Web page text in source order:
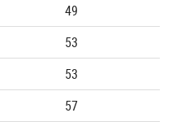
49
53
53
57